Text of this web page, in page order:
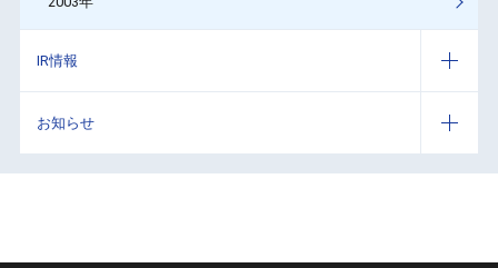
IR情報
お知らせ